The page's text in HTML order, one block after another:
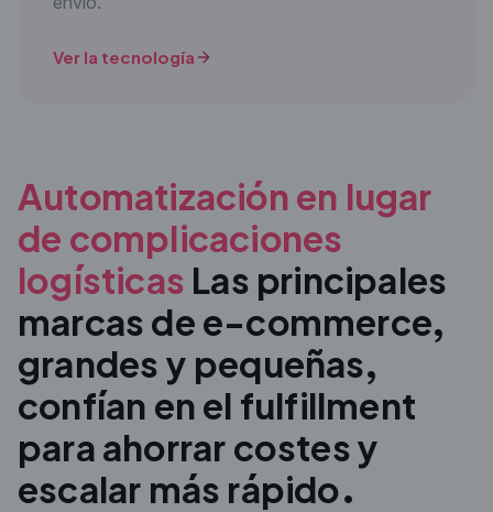
Ver la tecnología
Automatización en lugar
de complicaciones
logísticas Las principales
marcas de e-commerce,
grandes y pequeñas,
confían en el fulfillment
para ahorrar costes y
escalar más rápido.